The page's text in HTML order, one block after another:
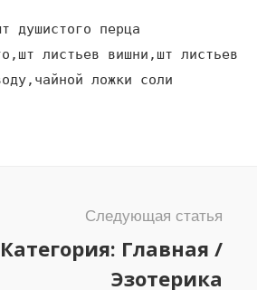
душистого перца
листьев вишни,шт листьев
ложки соли
Следующая статья
Категория: Главная /
Эзотерика